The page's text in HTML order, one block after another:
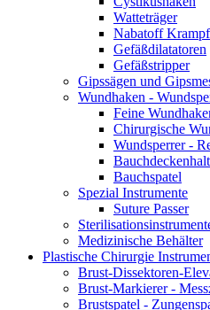
Watteträger
Nabatoff
Gefäßdilatatoren
Gefäßstripper
Gipssägen und
Wundhaken -
Feine
Chirurgische
Wundsperrer -
Bauchspatel
Spezial Instrumente
Suture Passer
Medizinische Behälter
Plastische Chirurgie
Brust-Dissektoren-
Brust-Markierer -
Brustspatel -